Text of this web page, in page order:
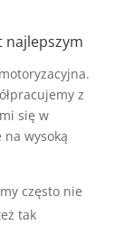
najlepszym
z
się w
na wysoką
często nie
tak